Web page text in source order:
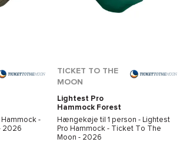
-
2026
TICKET TO THE
MOON
Lightest Pro
Hammock Forest
Green
Hængekøje til 1 person - Lightest
Pro Hammock - Ticket To The
Moon - 2026